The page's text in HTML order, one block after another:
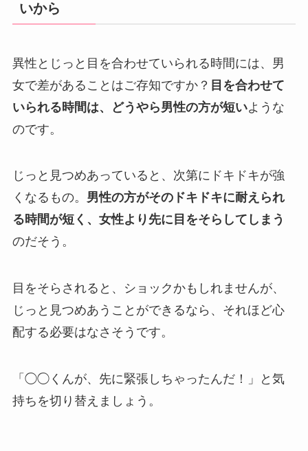
いから
異性とじっと目を合わせていられる時間には、男
女で差があることはご存知ですか？ 目を合わせて
いられる時間は、どうやら男性の方が短いような
のです。
じっと見つめあっていると、次第にドキドキが強
くなるもの。 男性の方がそのドキドキに耐えられ
る時間が短く、女性より先に目をそらしてしまう
のだそう。
目をそらされると、ショックかもしれませんが、
じっと見つめあうことができるなら、それほど心
配する必要はなさそうです。
「◯◯くんが、先に緊張しちゃったんだ！」と気
持ちを切り替えましょう。